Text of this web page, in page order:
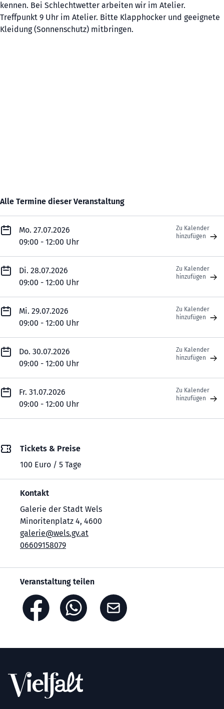
kennen. Bei Schlechtwetter arbeiten wir im Atelier.
Treffpunkt 9 Uhr im Atelier. Bitte Klapphocker und geeignete
Kleidung (Sonnenschutz) mitbringen.
Alle Termine dieser Veranstaltung
Mo. 27.07.2026
09:00 - 12:00 Uhr
Zu Kalender
hinzufügen
Di. 28.07.2026
09:00 - 12:00 Uhr
Zu Kalender
hinzufügen
Mi. 29.07.2026
09:00 - 12:00 Uhr
Zu Kalender
hinzufügen
Do. 30.07.2026
09:00 - 12:00 Uhr
Zu Kalender
hinzufügen
Fr. 31.07.2026
09:00 - 12:00 Uhr
Zu Kalender
hinzufügen
Tickets & Preise
100 Euro / 5 Tage
Kontakt
Galerie der Stadt Wels
Minoritenplatz 4, 4600
galerie@wels.gv.at
06609158079
Veranstaltung teilen